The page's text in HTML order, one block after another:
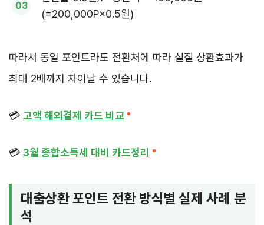
(=200,000P×0.5원)
따라서 동일 포인트라도 전환처에 따라 실질 상환효과가
최대 2배까지 차이날 수 있습니다.
💳 고액 해외결제 카드 비교
💳 3월 종합소득세 대비 카드정리
대출상환 포인트 전환 방식별 실제 사례 분
석